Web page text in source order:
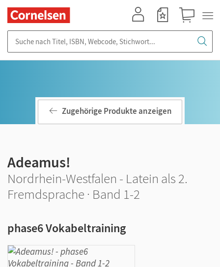
Zugehörige Produkte anzeigen
Adeamus!
Nordrhein-Westfalen - Latein als 2.
Fremdsprache · Band 1-2
phase6 Vokabeltraining